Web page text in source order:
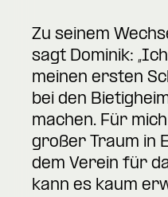
Zu seinem
sagt Dominik:
meinen ersten
bei den
machen. Für
großer Traum in
dem Verein für
kann es kaum